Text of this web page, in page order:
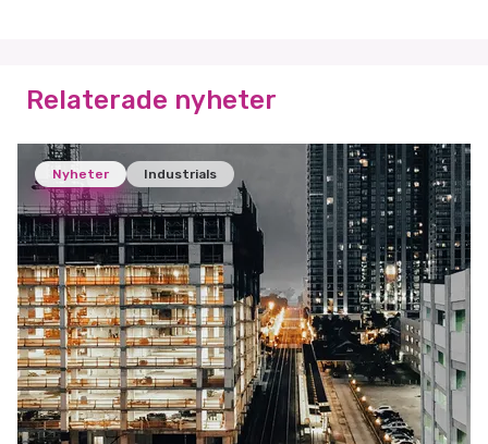
Relaterade nyheter
Nyheter Industrials